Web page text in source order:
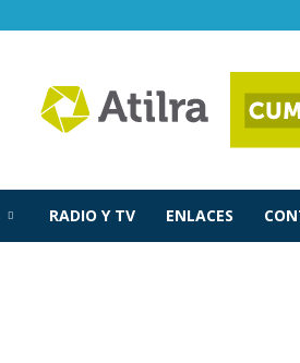
RADIO Y TV ENLACES